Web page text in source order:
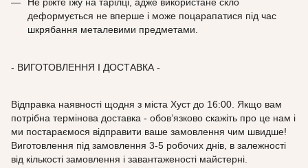
деформується не вперше і може поцарапатися під час
шкрябання металевими предметами.
- ВИГОТОВЛЕННЯ І ДОСТАВКА -
Відправка наявності щодня з міста Хуст до 16:00. Якщо вам
потрібна термінова доставка - обов’язково скажіть про це нам і
ми постараємося відправити ваше замовлення чим швидше!
Виготовлення під замовлення 3-5 робочих днів, в залежності
від кількості замовлення і завантаженості майстерні.